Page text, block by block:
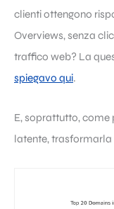
clienti ottengono
Overviews, senza
traffico web? La
spiegavo qui.
E, soprattutto,
latente, trasformarla